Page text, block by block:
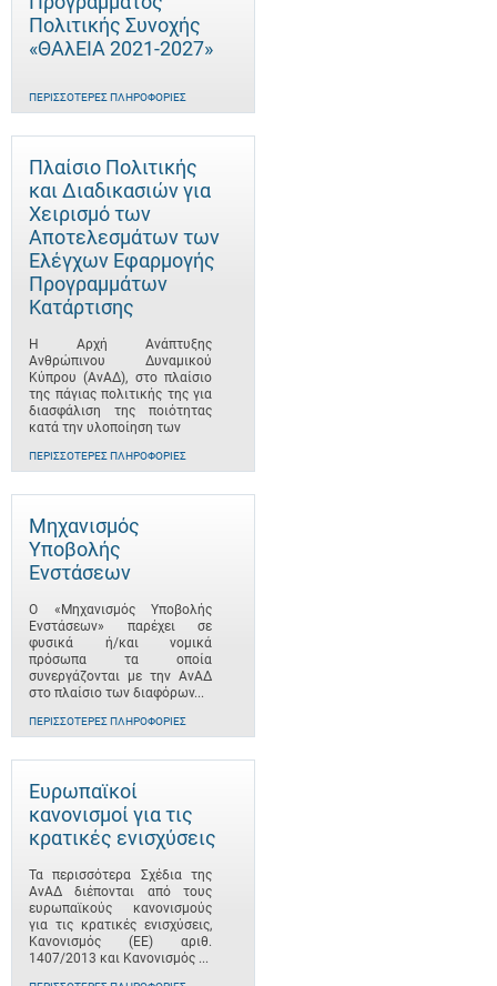
Πολιτικής Συνοχής
«ΘΑλΕΙΑ 2021-2027»
ΠΕΡΙΣΣΌΤΕΡΕΣ ΠΛΗΡΟΦΟΡΊΕΣ
Πλαίσιο Πολιτικής
και Διαδικασιών για
Χειρισμό των
Αποτελεσμάτων των
Ελέγχων Εφαρμογής
Προγραμμάτων
Κατάρτισης
Η Αρχή Ανάπτυξης
Ανθρώπινου Δυναμικού
Κύπρου (ΑνΑΔ), στο πλαίσιο
της πάγιας πολιτικής της για
διασφάλιση της ποιότητας
κατά την υλοποίηση των
ΠΕΡΙΣΣΌΤΕΡΕΣ ΠΛΗΡΟΦΟΡΊΕΣ
Μηχανισμός
Υποβολής
Ενστάσεων
Ο «Μηχανισμός Υποβολής
Ενστάσεων» παρέχει σε
φυσικά ή/και νομικά
πρόσωπα τα οποία
συνεργάζονται με την ΑνΑΔ
στο πλαίσιο των διαφόρων...
ΠΕΡΙΣΣΌΤΕΡΕΣ ΠΛΗΡΟΦΟΡΊΕΣ
Ευρωπαϊκοί
κανονισμοί για τις
κρατικές ενισχύσεις
Τα περισσότερα Σχέδια της
ΑνΑΔ διέπονται από τους
ευρωπαϊκούς κανονισμούς
για τις κρατικές ενισχύσεις,
Κανονισμός (ΕΕ) αριθ.
1407/2013 και Κανονισμός ...